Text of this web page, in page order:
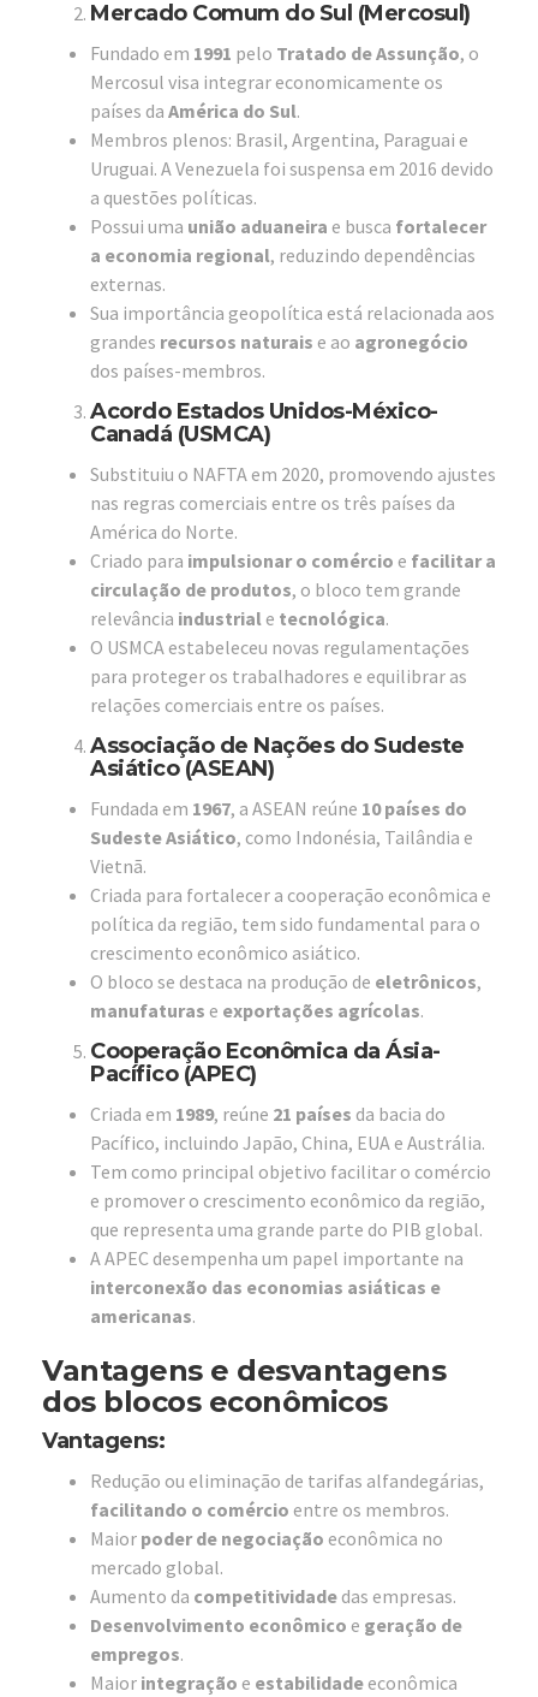
Mercado Comum do Sul (Mercosul)
Fundado em 1991 pelo Tratado de Assunção, o
Mercosul visa integrar economicamente os
países da América do Sul.
Membros plenos: Brasil, Argentina, Paraguai e
Uruguai. A Venezuela foi suspensa em 2016 devido
a questões políticas.
Possui uma união aduaneira e busca fortalecer
a economia regional, reduzindo dependências
externas.
Sua importância geopolítica está relacionada aos
grandes recursos naturais e ao agronegócio
dos países-membros.
Acordo Estados Unidos-México-
Canadá (USMCA)
Substituiu o NAFTA em 2020, promovendo ajustes
nas regras comerciais entre os três países da
América do Norte.
Criado para impulsionar o comércio e facilitar a
circulação de produtos, o bloco tem grande
relevância industrial e tecnológica.
O USMCA estabeleceu novas regulamentações
para proteger os trabalhadores e equilibrar as
relações comerciais entre os países.
Associação de Nações do Sudeste
Asiático (ASEAN)
Fundada em 1967, a ASEAN reúne 10 países do
Sudeste Asiático, como Indonésia, Tailândia e
Vietnã.
Criada para fortalecer a cooperação econômica e
política da região, tem sido fundamental para o
crescimento econômico asiático.
O bloco se destaca na produção de eletrônicos,
manufaturas e exportações agrícolas.
Cooperação Econômica da Ásia-
Pacífico (APEC)
Criada em 1989, reúne 21 países da bacia do
Pacífico, incluindo Japão, China, EUA e Austrália.
Tem como principal objetivo facilitar o comércio
e promover o crescimento econômico da região,
que representa uma grande parte do PIB global.
A APEC desempenha um papel importante na
interconexão das economias asiáticas e
americanas.
Vantagens e desvantagens
dos blocos econômicos
Vantagens:
Redução ou eliminação de tarifas alfandegárias,
facilitando o comércio entre os membros.
Maior poder de negociação econômica no
mercado global.
Aumento da competitividade das empresas.
Desenvolvimento econômico e geração de
empregos.
Maior integração e estabilidade econômica